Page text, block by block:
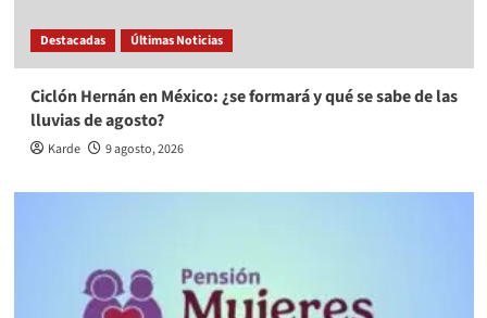
Destacadas Últimas Noticias
Ciclón Hernán en México: ¿se formará y qué se sabe de las
lluvias de agosto?
Karde 9 agosto, 2026